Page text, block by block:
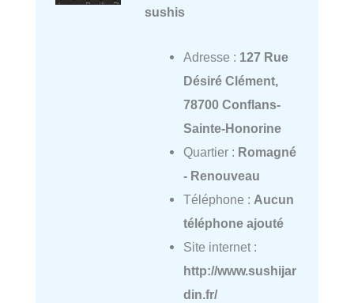
sushis
Adresse : 127 Rue
Désiré Clément,
78700 Conflans-
Sainte-Honorine
Quartier : Romagné
- Renouveau
Téléphone : Aucun
téléphone ajouté
Site internet :
http://www.sushijar
din.fr/